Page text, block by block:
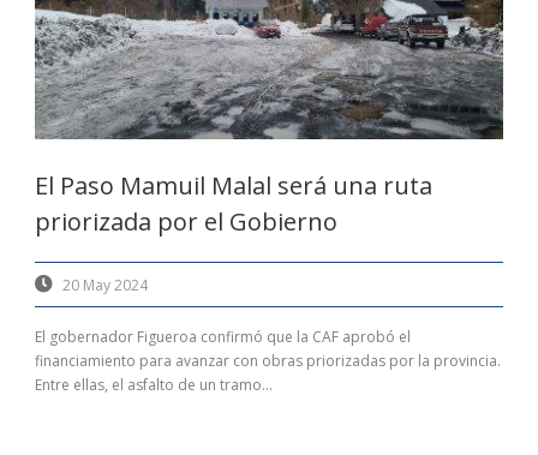
El Paso Mamuil Malal será una ruta
priorizada por el Gobierno
20 May 2024
El gobernador Figueroa confirmó que la CAF aprobó el
financiamiento para avanzar con obras priorizadas por la provincia.
Entre ellas, el asfalto de un tramo...